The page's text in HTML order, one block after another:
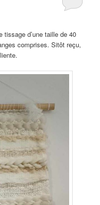
tissage d’une taille de 40
comprises. Sitôt reçu,